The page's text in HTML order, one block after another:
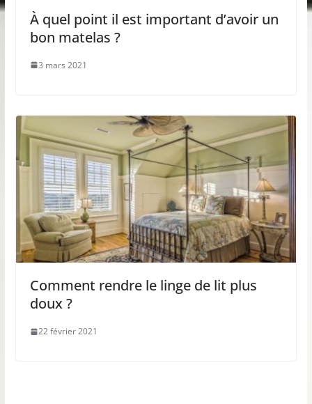
À quel point il est important d’avoir un
bon matelas ?
3 mars 2021
Comment rendre le linge de lit plus
doux ?
22 février 2021